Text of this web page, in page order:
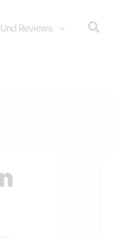
Reviews